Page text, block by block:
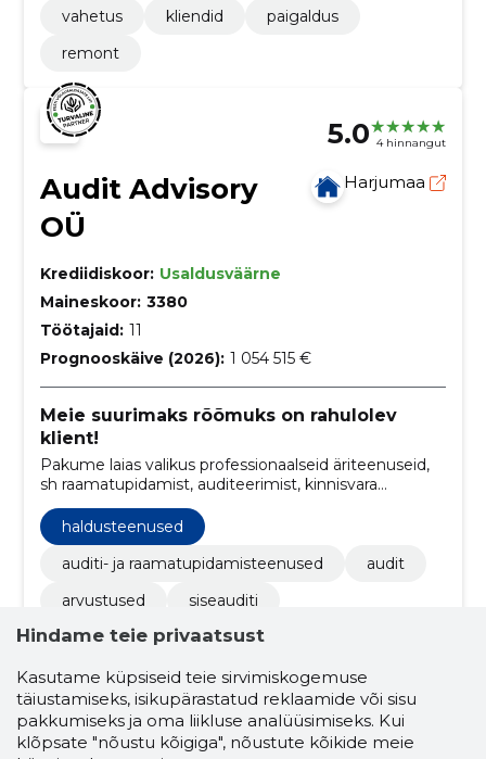
vahetus
kliendid
paigaldus
remont
5.0 4 hinnangut
Audit Advisory
OÜ
Harjumaa
Krediidiskoor: Usaldusväärne
Maineskoor: 3380
Töötajaid: 11
Prognooskäive (2026): 1 054 515 €
Meie suurimaks rõõmuks on rahulolev
klient!
Pakume laias valikus professionaalseid äriteenuseid,
sh raamatupidamist, auditeerimist, kinnisvara
haldamist ja ärikonsultatsioone.
haldusteenused
auditi- ja raamatupidamisteenused
audit
arvustused
siseauditi
finantsplaneerimine ja analüüs
traditsiooniline raamatupidamine
pearaamatupidaja/kontrolleri teenus
personal
siseaudit ülevaatus
Hindame teie privaatsust
Kasutame küpsiseid teie sirvimiskogemuse
täiustamiseks, isikupärastatud reklaamide või sisu
pakkumiseks ja oma liikluse analüüsimiseks. Kui
klõpsate "nõustu kõigiga", nõustute kõikide meie